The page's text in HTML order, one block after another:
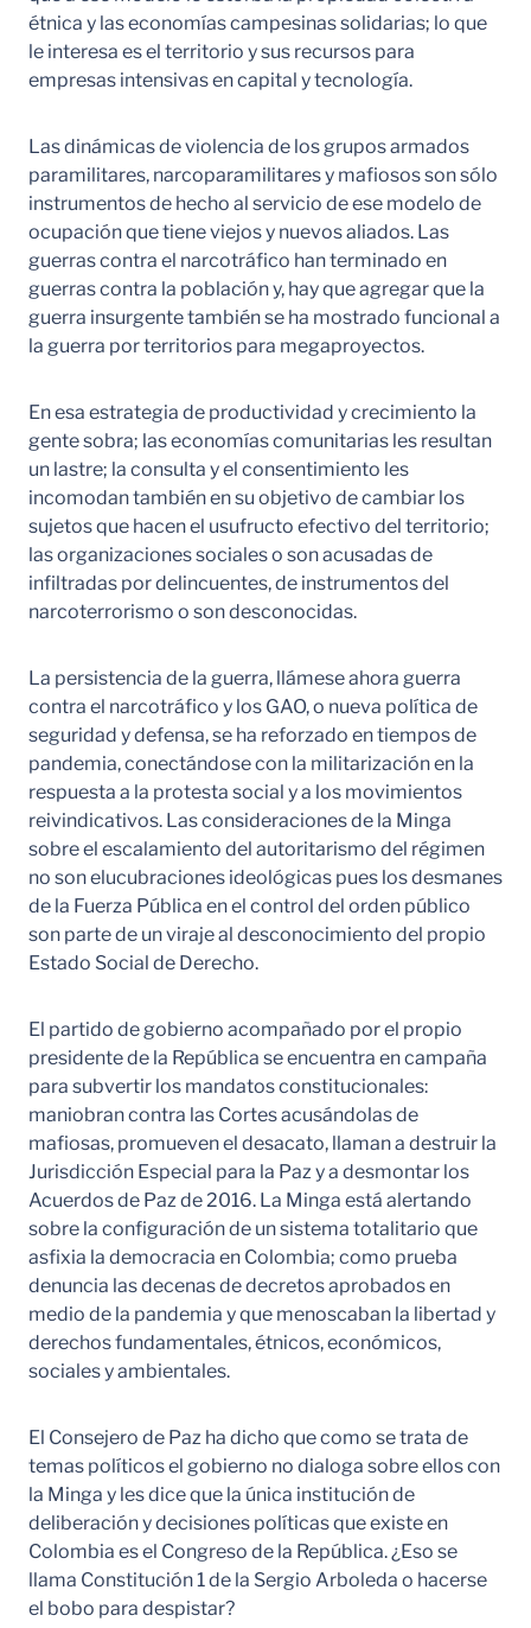
étnica y las economías campesinas solidarias; lo que
le interesa es el territorio y sus recursos para
empresas intensivas en capital y tecnología.
Las dinámicas de violencia de los grupos armados
paramilitares, narcoparamilitares y mafiosos son sólo
instrumentos de hecho al servicio de ese modelo de
ocupación que tiene viejos y nuevos aliados. Las
guerras contra el narcotráfico han terminado en
guerras contra la población y, hay que agregar que la
guerra insurgente también se ha mostrado funcional a
la guerra por territorios para megaproyectos.
En esa estrategia de productividad y crecimiento la
gente sobra; las economías comunitarias les resultan
un lastre; la consulta y el consentimiento les
incomodan también en su objetivo de cambiar los
sujetos que hacen el usufructo efectivo del territorio;
las organizaciones sociales o son acusadas de
infiltradas por delincuentes, de instrumentos del
narcoterrorismo o son desconocidas.
La persistencia de la guerra, llámese ahora guerra
contra el narcotráfico y los GAO, o nueva política de
seguridad y defensa, se ha reforzado en tiempos de
pandemia, conectándose con la militarización en la
respuesta a la protesta social y a los movimientos
reivindicativos. Las consideraciones de la Minga
sobre el escalamiento del autoritarismo del régimen
no son elucubraciones ideológicas pues los desmanes
de la Fuerza Pública en el control del orden público
son parte de un viraje al desconocimiento del propio
Estado Social de Derecho.
El partido de gobierno acompañado por el propio
presidente de la República se encuentra en campaña
para subvertir los mandatos constitucionales:
maniobran contra las Cortes acusándolas de
mafiosas, promueven el desacato, llaman a destruir la
Jurisdicción Especial para la Paz y a desmontar los
Acuerdos de Paz de 2016. La Minga está alertando
sobre la configuración de un sistema totalitario que
asfixia la democracia en Colombia; como prueba
denuncia las decenas de decretos aprobados en
medio de la pandemia y que menoscaban la libertad y
derechos fundamentales, étnicos, económicos,
sociales y ambientales.
El Consejero de Paz ha dicho que como se trata de
temas políticos el gobierno no dialoga sobre ellos con
la Minga y les dice que la única institución de
deliberación y decisiones políticas que existe en
Colombia es el Congreso de la República. ¿Eso se
llama Constitución 1 de la Sergio Arboleda o hacerse
el bobo para despistar?